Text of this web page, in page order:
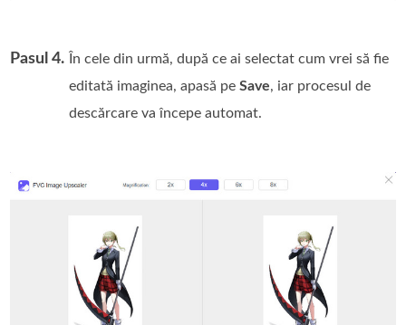
Pasul 4.
În cele din urmă, după ce ai selectat cum vrei să fie
editată imaginea, apasă peSave, iar procesul de
descărcare va începe automat.